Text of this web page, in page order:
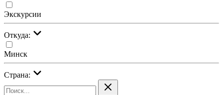
Экскурсии
Откуда:
Минск
Страна: